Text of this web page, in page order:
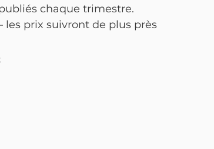
chaque trimestre.
les prix suivront de plus près